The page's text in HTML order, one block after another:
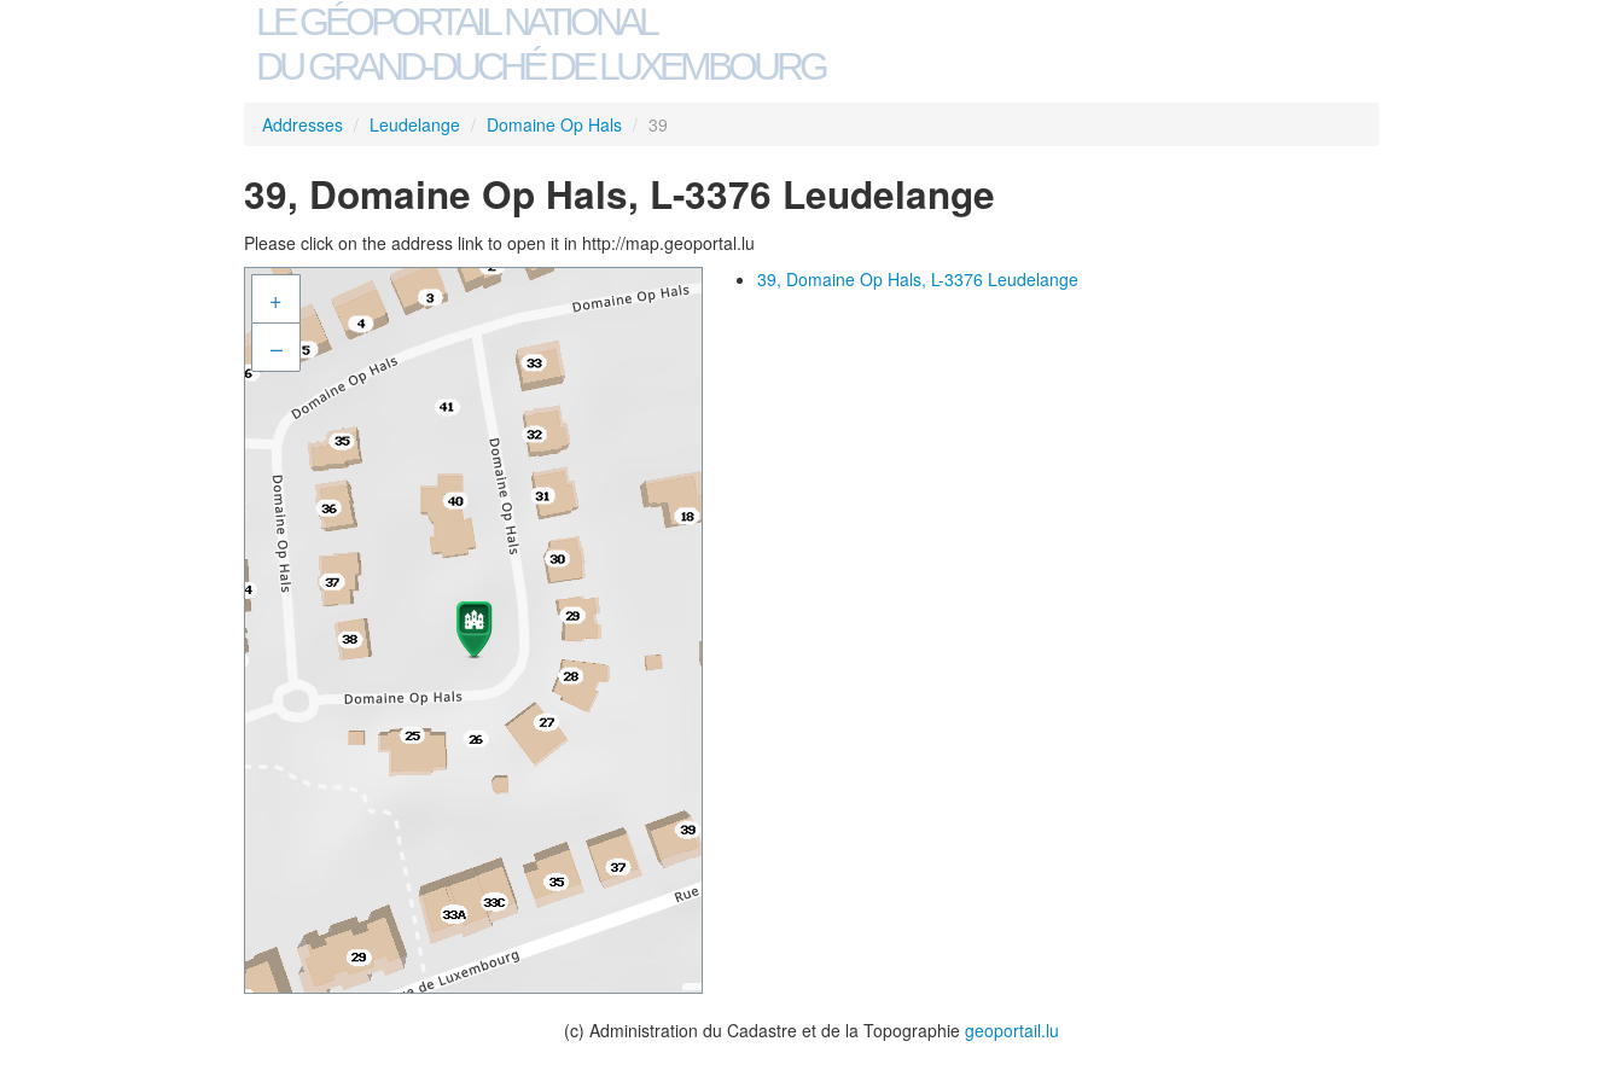
LE GÉOPORTAIL NATIONAL
DU GRAND-DUCHÉ DE LUXEMBOURG
Addresses / Leudelange / Domaine Op Hals / 39
39, Domaine Op Hals, L-3376 Leudelange
Please click on the address link to open it in http://map.geoportal.lu
+
–
39, Domaine Op Hals, L-3376 Leudelange
(c) Administration du Cadastre et de la Topographie geoportail.lu